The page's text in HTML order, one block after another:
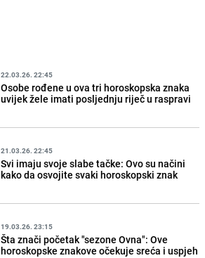
22.03.26. 22:45
Osobe rođene u ova tri horoskopska znaka
uvijek žele imati posljednju riječ u raspravi
21.03.26. 22:45
Svi imaju svoje slabe tačke: Ovo su načini
kako da osvojite svaki horoskopski znak
19.03.26. 23:15
Šta znači početak "sezone Ovna": Ove
horoskopske znakove očekuje sreća i uspjeh